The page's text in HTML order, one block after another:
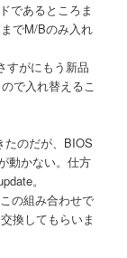
であるところま
でM/Bのみ入れ
すがにもう新品
で入れ替えるこ
たのだが、BIOS
動かない。仕方
。
の組み合わせで
換してもらいま